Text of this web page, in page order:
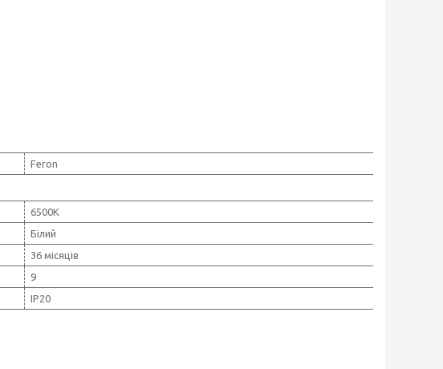
Feron
6500К
Білий
36 місяців
9
IP20